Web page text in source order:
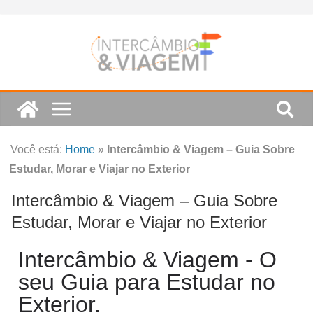
Você está: Home » Intercâmbio & Viagem – Guia Sobre
Estudar, Morar e Viajar no Exterior
Intercâmbio & Viagem – Guia Sobre
Estudar, Morar e Viajar no Exterior
Intercâmbio & Viagem - O
seu Guia para Estudar no
Exterior.